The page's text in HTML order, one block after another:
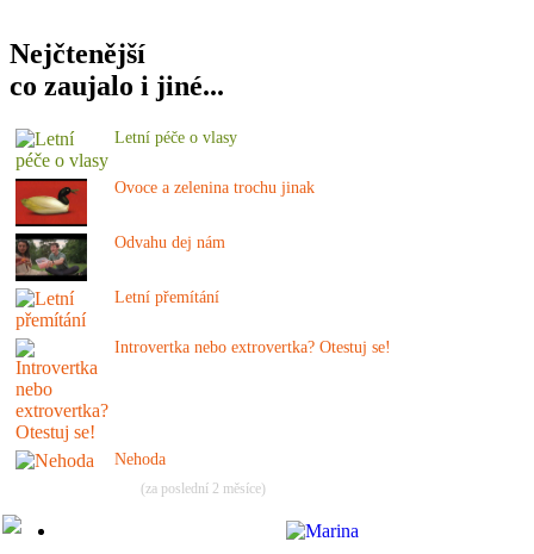
Nejčtenější
co zaujalo i jiné...
Letní péče o vlasy
Ovoce a zelenina trochu jinak
Odvahu dej nám
Letní přemítání
Introvertka nebo extrovertka? Otestuj se!
Nehoda
(za poslední 2 měsíce)